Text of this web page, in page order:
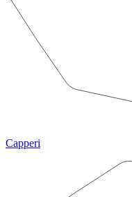
Capperi